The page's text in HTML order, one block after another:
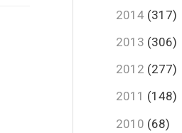
2014 (317)
2013 (306)
2012 (277)
2011 (148)
2010 (68)